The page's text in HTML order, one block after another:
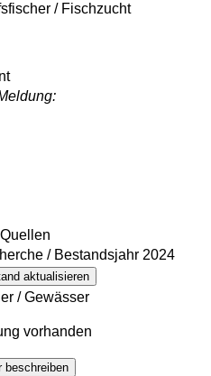
/ Fischzucht
/ Bestandsjahr 2024
aktualisieren
/ Gewässer
vorhanden
beschreiben